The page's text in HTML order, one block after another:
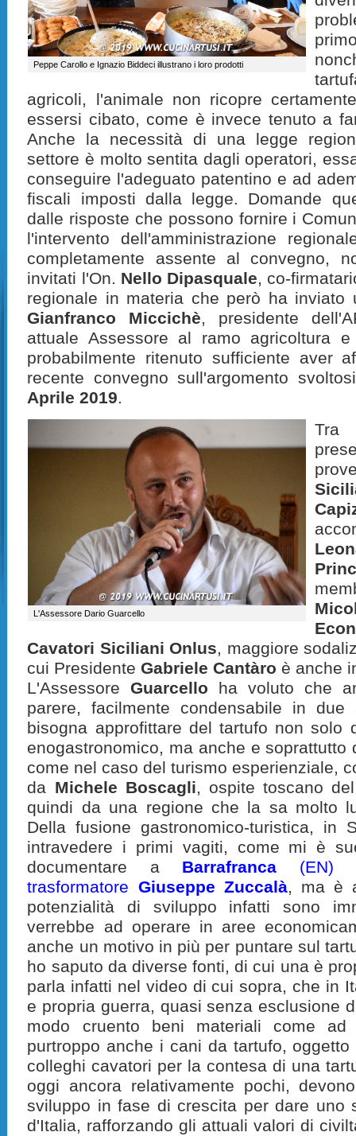
Peppe Carollo e Ignazio Biddeci illustrano i loro prodotti
agricoli, l'animale non ricopre
essersi cibato, come è invece tenuto a
Anche la necessità di una legge
settore è molto sentita dagli operatori,
conseguire l'adeguato patentino e ad
fiscali imposti dalla legge. Domande
dalle risposte che possono fornire i
l'intervento dell'amministrazione
completamente assente al convegno,
invitati l'On. Nello Dipasquale, co-
regionale in materia che però ha inviato
Gianfranco Miccichè, presidente
attuale Assessore al ramo agricoltura
probabilmente ritenuto sufficiente aver
recente convegno sull'argomento
Aprile 2019.
L'Assessore Dario Guarcello
Tra
Cavatori Siciliani Onlus, maggiore
cui Presidente Gabriele Cantàro è anche
L'Assessore Guarcello ha voluto che
parere, facilmente condensabile in
bisogna approfittare del tartufo non solo
enogastronomico, ma anche e soprattutto
come nel caso del turismo esperienziale,
da Michele Boscagli, ospite toscano
quindi da una regione che la sa molto
Della fusione gastronomico-turistica, in
intravedere i primi vagiti, come mi è
documentare a Barrafranca (EN)
trasformatore Giuseppe Zuccalà, ma è
potenzialità di sviluppo infatti sono
verrebbe ad operare in aree
anche un motivo in più per puntare sul
ho saputo da diverse fonti, di cui una è
parla infatti nel video di cui sopra, che in
e propria guerra, quasi senza esclusione
modo cruento beni materiali come
purtroppo anche i cani da tartufo,
colleghi cavatori per la contesa di una
oggi ancora relativamente pochi,
sviluppo in fase di crescita per dare uno
d'Italia, rafforzando gli attuali valori di